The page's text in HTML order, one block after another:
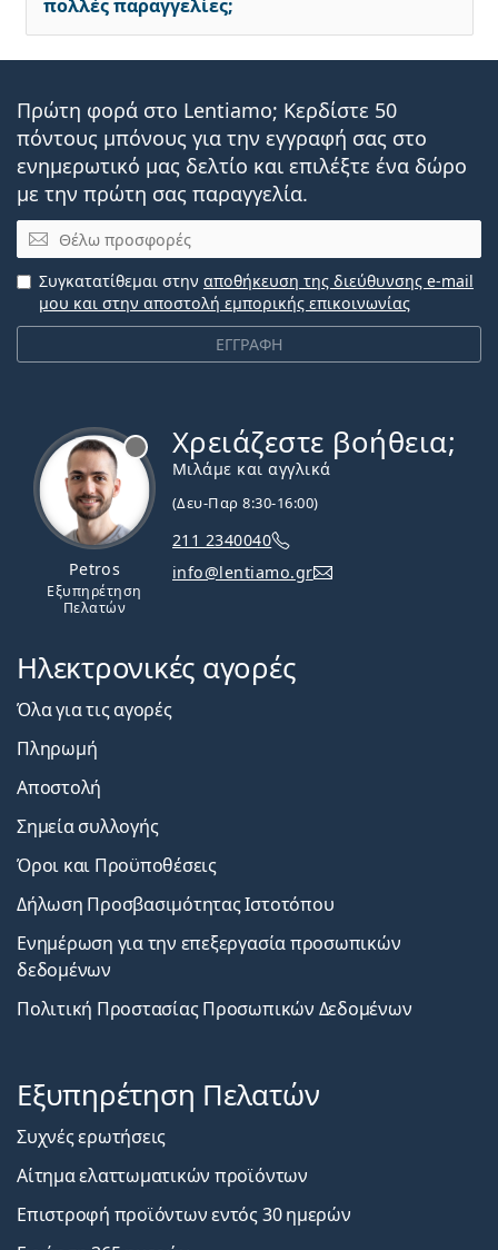
πολλές παραγγελίες;
Πρώτη φορά στο Lentiamo; Κερδίστε 50
πόντους μπόνους για την εγγραφή σας στο
ενημερωτικό μας δελτίο και επιλέξτε ένα δώρο
με την πρώτη σας παραγγελία.
Email
ΕΓΓΡΑΦΗ
Συγκατατίθεμαι στην αποθήκευση της διεύθυνσης e-mail
μου και στην αποστολή εμπορικής επικοινωνίας
Petros
Εξυπηρέτηση
Πελατών
Χρειάζεστε βοήθεια;
Μιλάμε και αγγλικά
(Δευ-Παρ 8:30-16:00)
211 2340040
info@lentiamo.gr
Ηλεκτρονικές αγορές
Όλα για τις αγορές
Πληρωμή
Αποστολή
Σημεία συλλογής
Όροι και Προϋποθέσεις
Δήλωση Προσβασιμότητας Ιστοτόπου
Ενημέρωση για την επεξεργασία προσωπικών
δεδομένων
Πολιτική Προστασίας Προσωπικών Δεδομένων
Εξυπηρέτηση Πελατών
Συχνές ερωτήσεις
Αίτημα ελαττωματικών προϊόντων
Επιστροφή προϊόντων εντός 30 ημερών